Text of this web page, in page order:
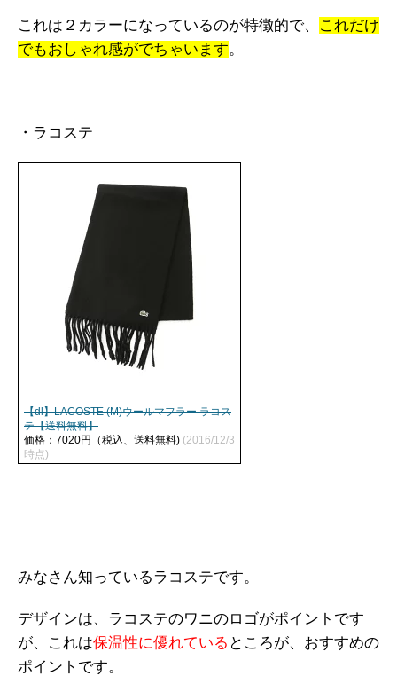
これは２カラーになっているのが特徴的で、
これだけ
でもおしゃれ感がでちゃいます。
・ラコステ
【dl】LACOSTE (M)ウールマフラー ラコス
テ【送料無料】
価格：7020円（税込、送料無料) (2016/12/3
時点)
みなさん知っているラコステです。
デザインは、ラコステのワニのロゴがポイントです
が、これは保温性に優れている ところが、おすすめの
ポイントです。